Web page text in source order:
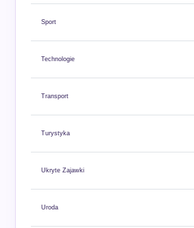
Sport
Technologie
Transport
Turystyka
Ukryte Zajawki
Uroda